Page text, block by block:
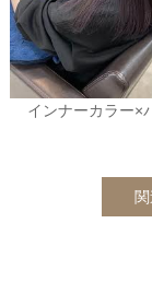
インナーカラー×